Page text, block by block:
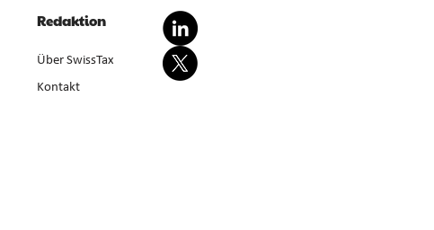
Liquidationsgewinn aus
Neubewertung von Anlagevermögen
ist gesondert steuerbar, bei Aufgabe
der Erwerbstätigkeit (E. 5.4.1–5.4.3).
Redaktion
Über SwissTax
Kontakt